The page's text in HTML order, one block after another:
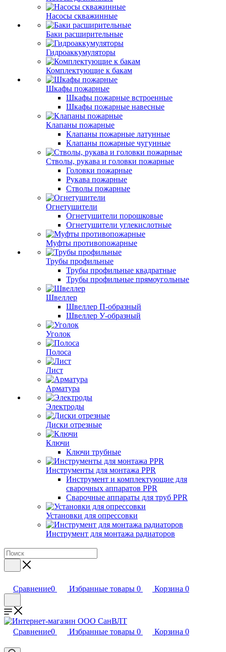
Насосы скважинные
Баки расширительные
Гидроаккумуляторы
Комплектующие к бакам
Шкафы пожарные
Шкафы пожарные встроенные
Шкафы пожарные навесные
Клапаны пожарные
Клапаны пожарные латунные
Клапаны пожарные чугунные
Стволы, рукава и головки пожарные
Головки пожарные
Рукава пожарные
Стволы пожарные
Огнетушители
Огнетушители порошковые
Огнетушители углекислотные
Муфты противопожарные
Трубы профильные
Трубы профильные квадратные
Трубы профильные прямоугольные
Швеллер
Швеллер П-образный
Швеллер У-образный
Уголок
Полоса
Лист
Арматура
Электроды
Диски отрезные
Ключи
Ключи трубные
Инструменты для монтажа PPR
Инструмент и комплектующие для
сварочных аппаратов PPR
Сварочные аппараты для труб PPR
Установки для опрессовки
Инструмент для монтажа радиаторов
Сравнение0 Избранные товары 0 Корзина 0
Сравнение0 Избранные товары 0 Корзина 0